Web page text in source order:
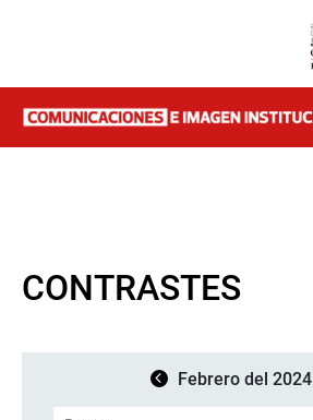
CONTRASTES
Febrero del 2024